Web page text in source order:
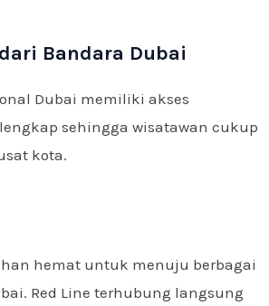
Bandara Dubai
Dubai memiliki akses
sehingga wisatawan cukup
kota.
hemat untuk menuju berbagai
Red Line terhubung langsung